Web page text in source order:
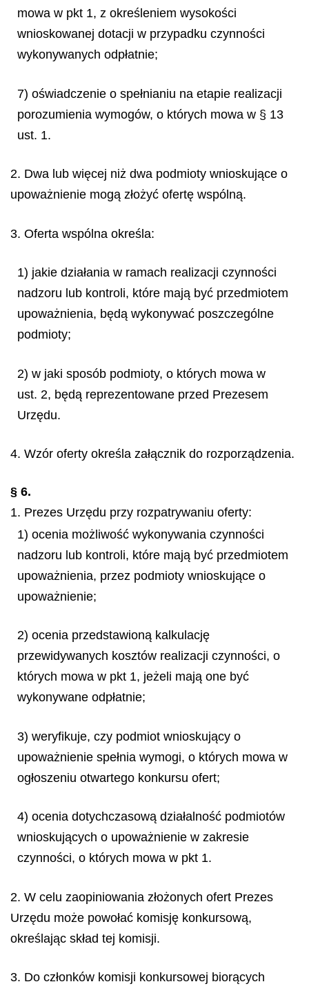
mowa w pkt 1, z określeniem wysokości
wnioskowanej dotacji w przypadku czynności
wykonywanych odpłatnie;
7) oświadczenie o spełnianiu na etapie realizacji
porozumienia wymogów, o których mowa w § 13
ust. 1.
2. Dwa lub więcej niż dwa podmioty wnioskujące o
upoważnienie mogą złożyć ofertę wspólną.
3. Oferta wspólna określa:
1) jakie działania w ramach realizacji czynności
nadzoru lub kontroli, które mają być przedmiotem
upoważnienia, będą wykonywać poszczególne
podmioty;
2) w jaki sposób podmioty, o których mowa w
ust. 2, będą reprezentowane przed Prezesem
Urzędu.
4. Wzór oferty określa załącznik do rozporządzenia.
§ 6.
1. Prezes Urzędu przy rozpatrywaniu oferty:
1) ocenia możliwość wykonywania czynności
nadzoru lub kontroli, które mają być przedmiotem
upoważnienia, przez podmioty wnioskujące o
upoważnienie;
2) ocenia przedstawioną kalkulację
przewidywanych kosztów realizacji czynności, o
których mowa w pkt 1, jeżeli mają one być
wykonywane odpłatnie;
3) weryfikuje, czy podmiot wnioskujący o
upoważnienie spełnia wymogi, o których mowa w
ogłoszeniu otwartego konkursu ofert;
4) ocenia dotychczasową działalność podmiotów
wnioskujących o upoważnienie w zakresie
czynności, o których mowa w pkt 1.
2. W celu zaopiniowania złożonych ofert Prezes
Urzędu może powołać komisję konkursową,
określając skład tej komisji.
3. Do członków komisji konkursowej biorących